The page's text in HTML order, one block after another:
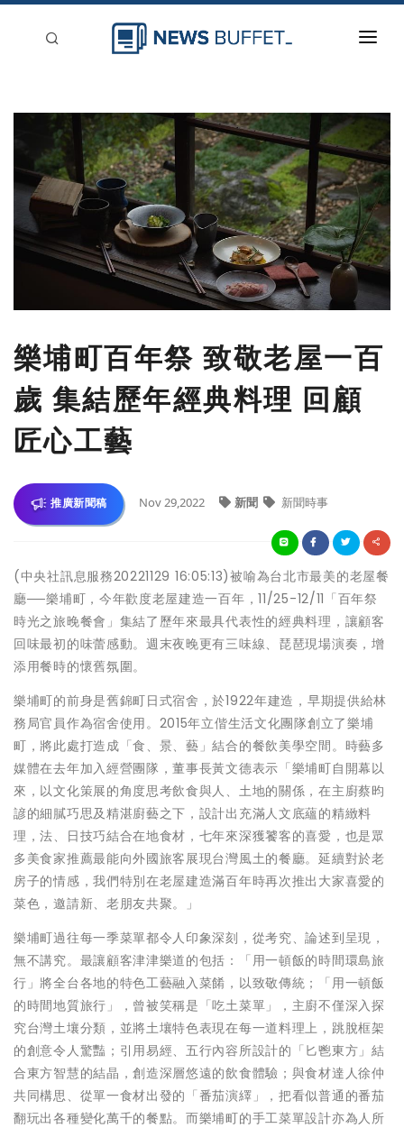
新聞稿分類
登入
刊登
樂埔町百年祭 致敬老屋一百
歲 集結歷年經典料理 回顧
匠心工藝
推廣新聞稿 Nov 29,2022 新聞 新聞時事
(中央社訊息服務20221129 16:05:13)被喻為台北市最美的老屋餐
廳──樂埔町，今年歡度老屋建造一百年，11/25-12/11「百年祭
時光之旅晚餐會」集結了歷年來最具代表性的經典料理，讓顧客
回味最初的味蕾感動。週末夜晚更有三味線、琵琶現場演奏，增
添用餐時的懷舊氛圍。
樂埔町的前身是舊錦町日式宿舍，於1922年建造，早期提供給林
務局官員作為宿舍使用。2015年立偕生活文化團隊創立了樂埔
町，將此處打造成「食、景、藝」結合的餐飲美學空間。時藝多
媒體在去年加入經營團隊，董事長黃文德表示「樂埔町自開幕以
來，以文化策展的角度思考飲食與人、土地的關係，在主廚蔡昀
諺的細膩巧思及精湛廚藝之下，設計出充滿人文底蘊的精緻料
理，法、日技巧結合在地食材，七年來深獲饕客的喜愛，也是眾
多美食家推薦最能向外國旅客展現台灣風土的餐廳。延續對於老
房子的情感，我們特別在老屋建造滿百年時再次推出大家喜愛的
菜色，邀請新、老朋友共聚。」
樂埔町過往每一季菜單都令人印象深刻，從考究、論述到呈現，
無不講究。最讓顧客津津樂道的包括：「用一頓飯的時間環島旅
行」將全台各地的特色工藝融入菜餚，以致敬傳統；「用一頓飯
的時間地質旅行」，曾被笑稱是「吃土菜單」，主廚不僅深入探
究台灣土壤分類，並將土壤特色表現在每一道料理上，跳脫框架
的創意令人驚豔；引用易經、五行內容所設計的「匕鬯東方」結
合東方智慧的結晶，創造深層悠遠的飲食體驗；與食材達人徐仲
共同構思、從單一食材出發的「番茄演繹」，把看似普通的番茄
翻玩出各種變化萬千的餐點。而樂埔町的手工菜單設計亦為人所